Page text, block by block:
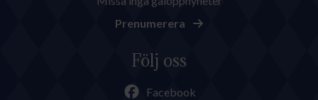
Prenumerera
Följ oss
Facebook